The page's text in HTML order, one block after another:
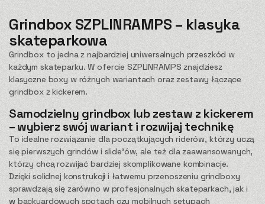
Grindbox SZPLINRAMPS – klasyka
skateparkowa
Grindbox to jedna z najbardziej uniwersalnych przeszkód w
każdym skateparku. W ofercie SZPLINRAMPS znajdziesz
klasyczne boxy w różnych wariantach oraz zestawy łączące
grindbox z kickerem.
Samodzielny grindbox lub zestaw z kickerem
– wybierz swój wariant i rozwijaj technikę
To idealne rozwiązanie dla początkujących riderów, którzy uczą
się pierwszych grindów i slide’ów, ale też dla zaawansowanych,
którzy chcą rozwijać bardziej skomplikowane kombinacje.
Dzięki solidnej konstrukcji i łatwemu przenoszeniu grindboxy
sprawdzają się zarówno w profesjonalnych skateparkach, jak i
w backyardowych spotach czy mobilnych setupach